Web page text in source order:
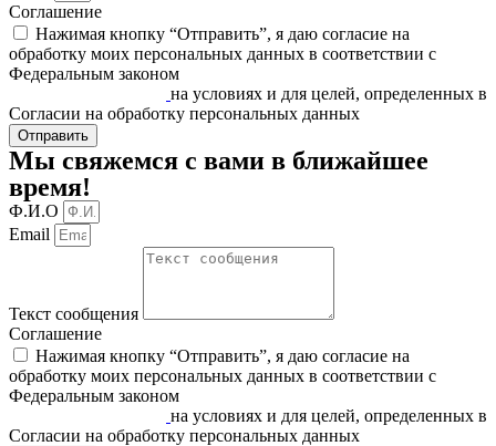
Соглашение
Нажимая кнопку “Отправить”, я даю согласие на
обработку моих персональных данных в соответствии c
Федеральным законом
на условиях и для целей, определенных в
Согласии на обработку персональных данных
Отправить
Мы свяжемся с вами в ближайшее
время!
Ф.И.О
Email
Текст сообщения
Соглашение
Нажимая кнопку “Отправить”, я даю согласие на
обработку моих персональных данных в соответствии c
Федеральным законом
на условиях и для целей, определенных в
Согласии на обработку персональных данных